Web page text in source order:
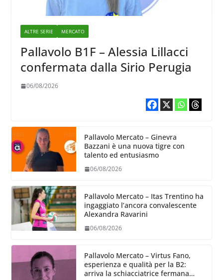
ALTRE SERIE MERCATO
Pallavolo B1F – Alessia Lillacci
confermata dalla Sirio Perugia
06/08/2026
Pallavolo Mercato – Ginevra
Bazzani è una nuova tigre con
talento ed entusiasmo
06/08/2026
Pallavolo Mercato – Itas Trentino ha
ingaggiato l’ancora convalescente
Alexandra Ravarini
06/08/2026
Pallavolo Mercato – Virtus Fano,
esperienza e qualità per la B2:
arriva la schiacciatrice fermana